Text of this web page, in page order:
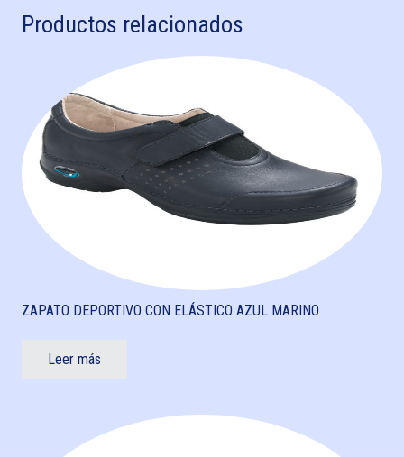
Productos relacionados
ZAPATO DEPORTIVO CON ELÁSTICO AZUL MARINO
Leer más